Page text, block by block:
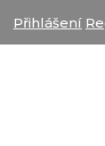
Přihlášení